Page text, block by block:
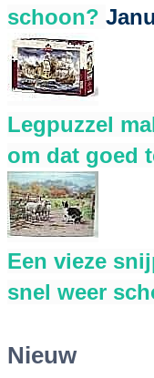
schoon?
Legpuzzel
om dat goed
Een vieze
snel weer
Nieuw